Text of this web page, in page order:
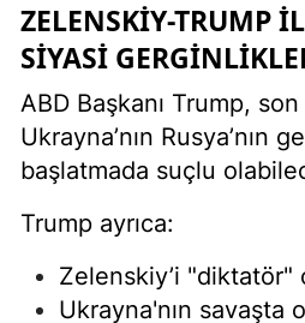
ZELENSKIY-TRUMP
SIYASI
ABD Başkanı Trump, son
Ukrayna’nın Rusya’nın
başlatmada suçlu
Trump ayrıca:
Zelenskiy’i "diktatör"
Ukrayna'nın savaşta